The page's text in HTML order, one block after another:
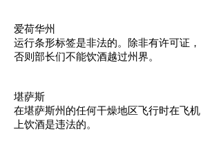
爱荷华州
运行条形标签是非法的。除非有许可证，
否则部长们不能饮酒越过州界。
堪萨斯
在堪萨斯州的任何干燥地区飞行时在飞机
上饮酒是违法的。